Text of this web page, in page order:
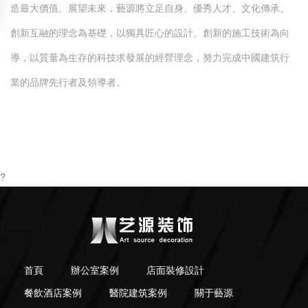
造最大價值。展望未來，藝源將立足自身、優秀人才、文化傳承、
創新互融的理念為基礎，以獨具匠心的設計、創新的施工技術為向
導，以質量為生存的科技求發展的經營理念，努力完成中國建筑行
業的品牌先行者及領導者。
?
首頁 辦公室案例 店面裝修設計
餐飲酒店案例 醫院建筑案例 關于藝源